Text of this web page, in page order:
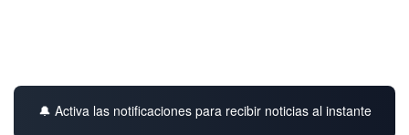
🔔 Activa las notificaciones para recibir noticias al instante